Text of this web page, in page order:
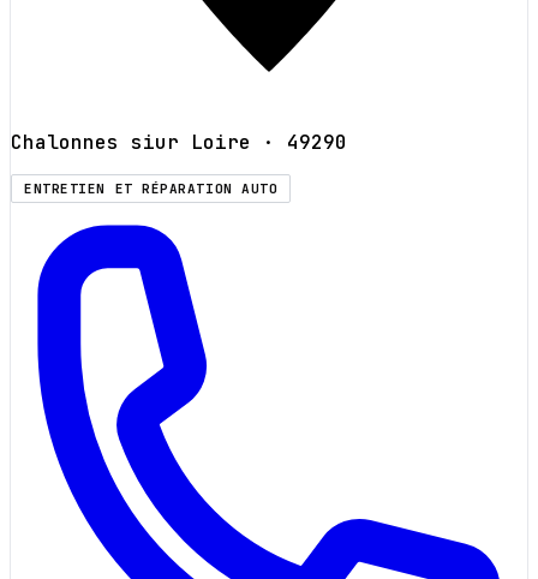
Chalonnes siur Loire · 49290
ENTRETIEN ET RÉPARATION AUTO